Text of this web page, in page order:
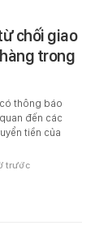
chối giao
trong
thông báo
đến các
tiền của
trước